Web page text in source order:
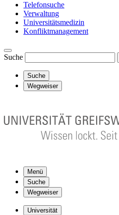
Telefonsuche
Verwaltung
Universitätsmedizin
Konfliktmanagement
Suche
Suche
Wegweiser
Menü
Suche
Wegweiser
Universität